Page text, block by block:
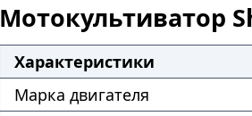
Мотокультиватор
Характеристики
Марка двигателя